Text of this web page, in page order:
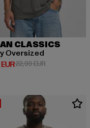
CLASSICS
Oversized
Preis: 15,99 EUR
22,99 EURAktionspreis: